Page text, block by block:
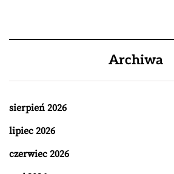
Archiwa
sierpień 2026
lipiec 2026
czerwiec 2026